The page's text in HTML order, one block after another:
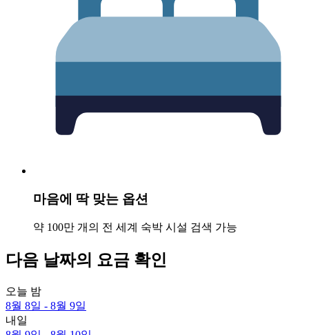
마음에 딱 맞는 옵션
약 100만 개의 전 세계 숙박 시설 검색 가능
다음 날짜의 요금 확인
오늘 밤
8월 8일 - 8월 9일
내일